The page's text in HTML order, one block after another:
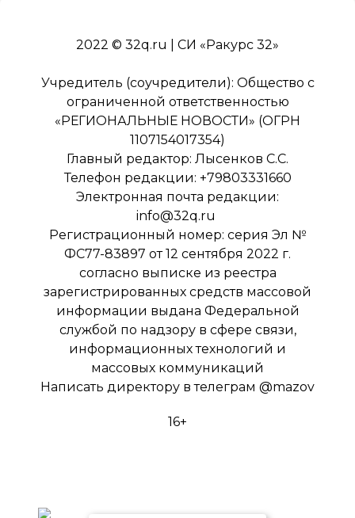
2022 © 32q.ru | СИ «Ракурс 32»
Учредитель (соучредители): Общество с
ограниченной ответственностью
«РЕГИОНАЛЬНЫЕ НОВОСТИ» (ОГРН
1107154017354)
Главный редактор: Лысенков С.С.
Телефон редакции: +79803331660
Электронная почта редакции:
info@32q.ru
Регистрационный номер: серия Эл №
ФС77-83897 от 12 сентября 2022 г.
согласно выписке из реестра
зарегистрированных средств массовой
информации выдана Федеральной
службой по надзору в сфере связи,
информационных технологий и
массовых коммуникаций
Написать директору в телеграм @mazov
16+